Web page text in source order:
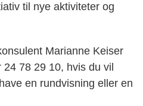
til nye aktiviteter og
Marianne Keiser
24 78 29 10, hvis du vil
en rundvisning eller en